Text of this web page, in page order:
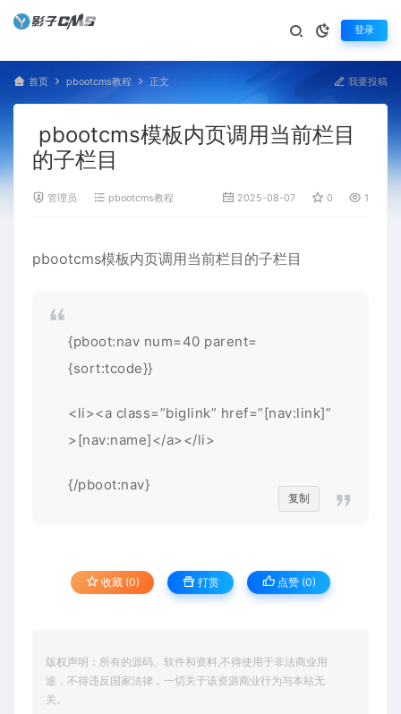
登录
首页 pbootcms教程 正文 我要投稿
pbootcms模板内页调用当前栏目
的子栏目
管理员 pbootcms教程 2025-08-07 0 1,151
pbootcms模板内页调用当前栏目的子栏目
{pboot:nav num=40 parent=
{sort:tcode}}
<li><a class=”biglink” href=”[nav:link]”
>[nav:name]</a></li>
{/pboot:nav}
复制
收藏 (0) 打赏 点赞 (0)
版权声明：所有的源码、软件和资料,不得使用于非法商业用
途，不得违反国家法律，一切关于该资源商业行为与本站无
关。